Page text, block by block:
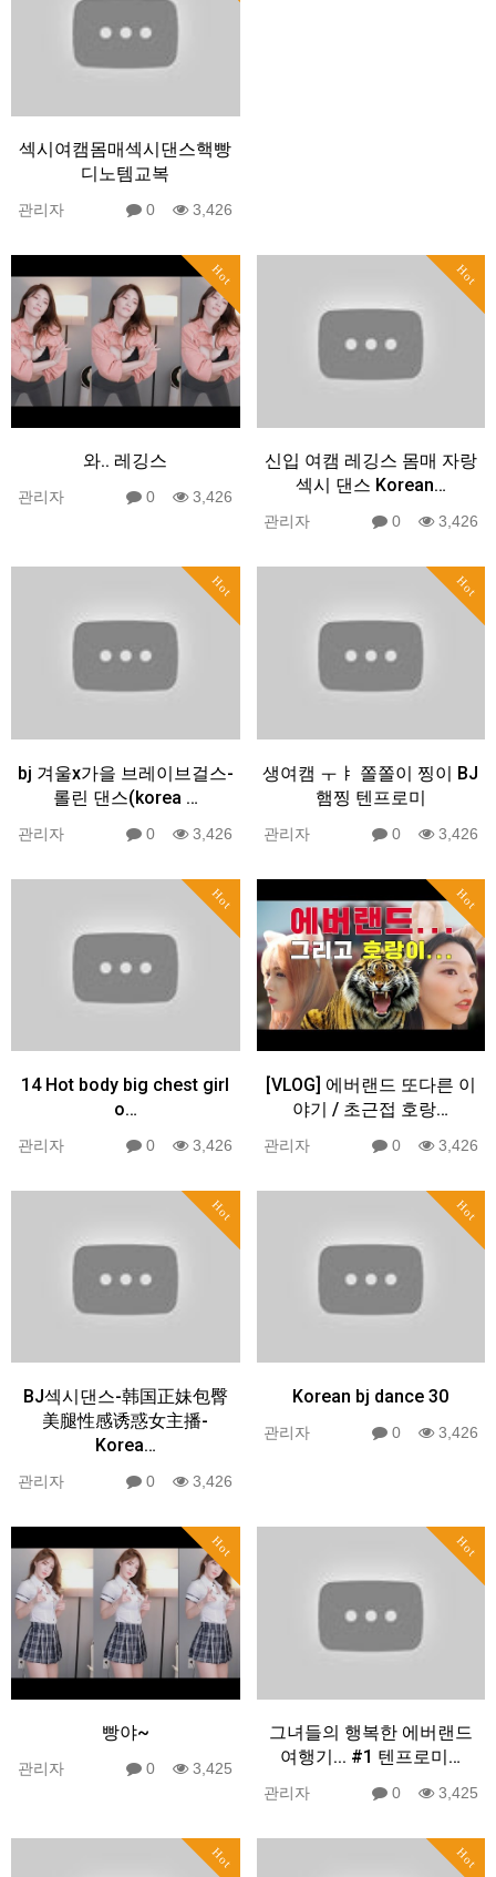
섹시여캠몸매섹시댄스핵빵
디노템교복
관리자 0 3,426
Hot
와.. 레깅스
관리자 0 3,426
Hot
신입 여캠 레깅스 몸매 자랑
섹시 댄스 Korean…
관리자 0 3,426
Hot
bj 겨울x가을 브레이브걸스-
롤린 댄스(korea …
관리자 0 3,426
Hot
생여캠 ㅜㅑ 쫄쫄이 찡이 BJ
햄찡 텐프로미
관리자 0 3,426
Hot
14 Hot body big chest girl
o…
관리자 0 3,426
Hot
[VLOG] 에버랜드 또다른 이
야기 / 초근접 호랑…
관리자 0 3,426
Hot
BJ섹시댄스-韩国正妹包臀
美腿性感诱惑女主播-
Korea…
관리자 0 3,426
Hot
Korean bj dance 30
관리자 0 3,426
Hot
빵야~
관리자 0 3,425
Hot
그녀들의 행복한 에버랜드
여행기... #1 텐프로미…
관리자 0 3,425
Hot Hot